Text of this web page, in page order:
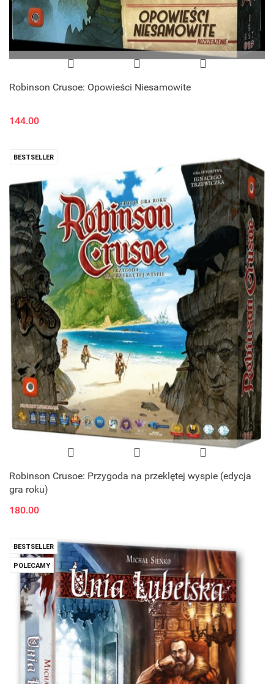
Robinson Crusoe: Opowieści Niesamowite
144.00
BESTSELLER
Robinson Crusoe: Przygoda na przeklętej wyspie (edycja
gra roku)
180.00
BESTSELLER
POLECAMY